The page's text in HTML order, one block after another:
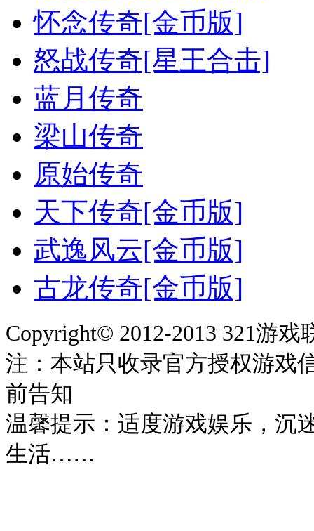
怀念传奇[金币版]
怒战传奇[星王合击]
蓝月传奇
梁山传奇
原始传奇
天下传奇[金币版]
武逸风云[金币版]
古龙传奇[金币版]
Copyright© 2012-2013 321游戏
注：本站只收录官方授权游戏
前告知
温馨提示：适度游戏娱乐，沉
生活……